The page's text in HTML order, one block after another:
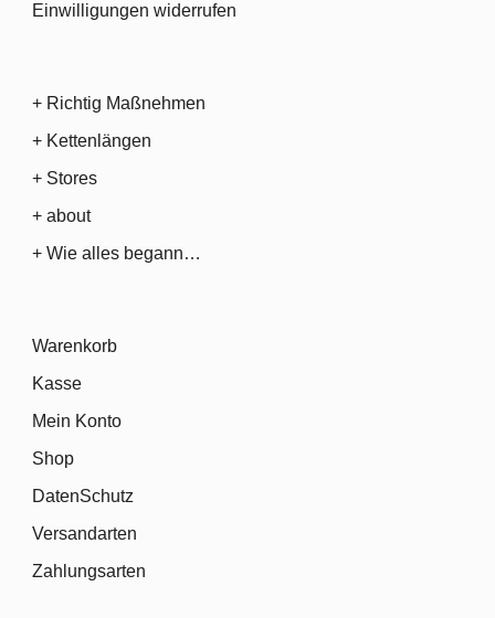
Einwilligungen widerrufen
+ Richtig Maßnehmen
+ Kettenlängen
+ Stores
+ about
+ Wie alles begann…
Warenkorb
Kasse
Mein Konto
Shop
DatenSchutz
Versandarten
Zahlungsarten